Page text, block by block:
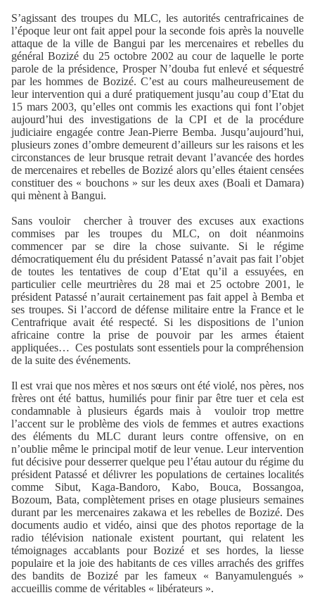
S’agissant des troupes du MLC, les autorités centrafricaines de
l’époque leur ont fait appel pour la seconde fois après la nouvelle
attaque de la ville de Bangui par les mercenaires et rebelles du
général Bozizé du 25 octobre 2002 au cour de laquelle le porte
parole de la présidence, Prosper N’douba fut enlevé et séquestré
par les hommes de Bozizé. C’est au cours malheureusement de
leur intervention qui a duré pratiquement jusqu’au coup d’Etat du
15 mars 2003, qu’elles ont commis les exactions qui font l’objet
aujourd’hui des investigations de la CPI et de la procédure
judiciaire engagée contre Jean-Pierre Bemba. Jusqu’aujourd’hui,
plusieurs zones d’ombre demeurent d’ailleurs sur les raisons et les
circonstances de leur brusque retrait devant l’avancée des hordes
de mercenaires et rebelles de Bozizé alors qu’elles étaient censées
constituer des « bouchons » sur les deux axes (Boali et Damara)
qui mènent à Bangui.
Sans vouloir
chercher à trouver des excuses aux exactions
commises par les troupes du MLC, on doit néanmoins
commencer par se dire la chose suivante. Si le régime
démocratiquement élu du président Patassé n’avait pas fait l’objet
de toutes les tentatives de coup d’Etat qu’il a essuyées, en
particulier celle meurtrières du 28 mai et 25 octobre 2001, le
président Patassé n’aurait certainement pas fait appel à Bemba et
ses troupes. Si l’accord de défense militaire entre la France et le
Centrafrique avait été respecté. Si les dispositions de l’union
africaine contre la prise de pouvoir par les armes étaient
appliquées… Ces postulats sont essentiels pour la compréhension
de la suite des événements.
Il est vrai que nos mères et nos sœurs ont été violé, nos pères, nos
frères ont été battus, humiliés pour finir par être tuer et cela est
condamnable à plusieurs égards mais à
vouloir trop mettre
l’accent sur le problème des viols de femmes et autres exactions
des éléments du MLC durant leurs contre offensive, on en
n’oublie même le principal motif de leur venue. Leur intervention
fut décisive pour desserrer quelque peu l’étau autour du régime du
président Patassé et délivrer les populations de certaines localités
comme Sibut, Kaga-Bandoro, Kabo, Bouca, Bossangoa,
Bozoum, Bata, complètement prises en otage plusieurs semaines
durant par les mercenaires zakawa et les rebelles de Bozizé. Des
documents audio et vidéo, ainsi que des photos reportage de la
radio télévision nationale existent pourtant, qui relatent les
témoignages accablants pour Bozizé et ses hordes, la liesse
populaire et la joie des habitants de ces villes arrachés des griffes
des bandits de Bozizé par les fameux « Banyamulengués »
accueillis comme de véritables « libérateurs ».